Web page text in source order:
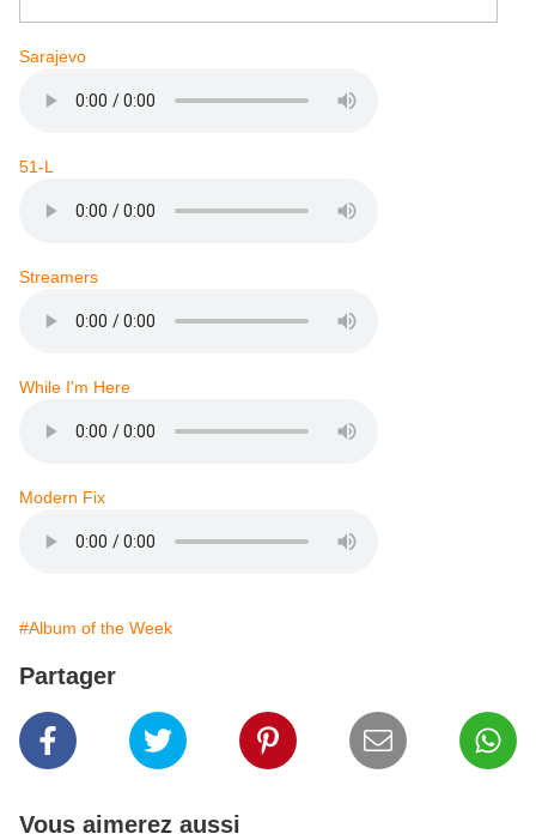
Sarajevo
51-L
Streamers
While I'm Here
Modern Fix
#Album of the Week
Partager
Vous aimerez aussi